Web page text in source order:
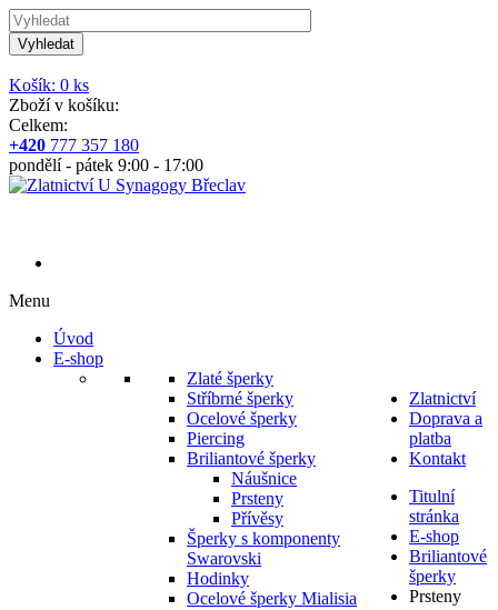
Vyhledat
Košík: 0 ks
Zboží v košíku:
Celkem:
+420 777 357 180
pondělí - pátek 9:00 - 17:00
Menu
Úvod
E-shop
Zlaté šperky
Stříbrné šperky
Ocelové šperky
Piercing
Briliantové šperky
Náušnice
Prsteny
Přívěsy
Šperky s komponenty
Swarovski
Hodinky
Ocelové šperky Mialisia
Zlatnictví
Doprava a
platba
Kontakt
Titulní
stránka
E-shop
Briliantové
šperky
Prsteny